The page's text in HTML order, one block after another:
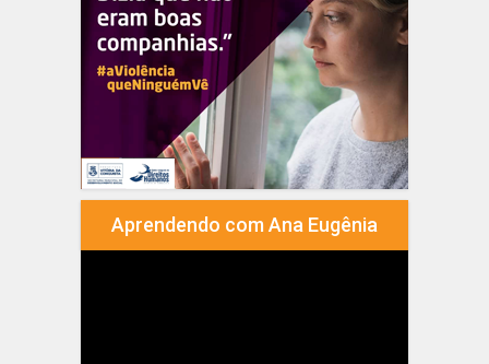
Aprendendo com Ana Eugênia